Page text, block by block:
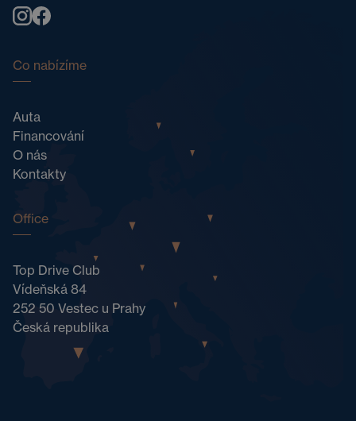
Co nabízíme
Auta
Financování
O nás
Kontakty
Office
Top Drive Club
Vídeňská 84
252 50 Vestec u Prahy
Česká republika